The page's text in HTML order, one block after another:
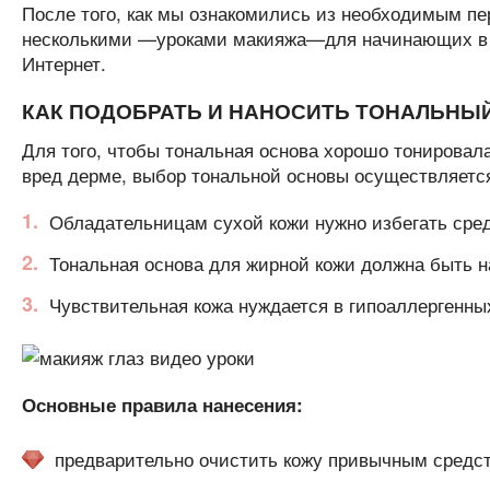
После того, как мы ознакомились из необходимым
несколькими —уроками макияжа—для начинающих
Интернет.
КАК ПОДОБРАТЬ И НАНОСИТЬ
Для того, чтобы тональная основа хорошо
вред дерме, выбор тональной основы
Обладательницам сухой кожи нужно избегать
Тональная основа для жирной кожи должна быть
Чувствительная кожа нуждается в
Основные правила нанесения:
предварительно очистить кожу привычным